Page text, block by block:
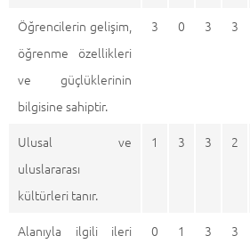
Öğrencilerin gelişim,
öğrenme özellikleri
ve güçlüklerinin
bilgisine sahiptir.
3 0 3 3
Ulusal ve
uluslararası
kültürleri tanır.
1 3 3 2
Alanıyla ilgili ileri
0 1 3 3